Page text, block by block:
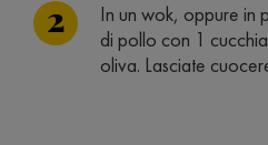
In un wok, oppure in
di pollo con 1
oliva. Lasciate